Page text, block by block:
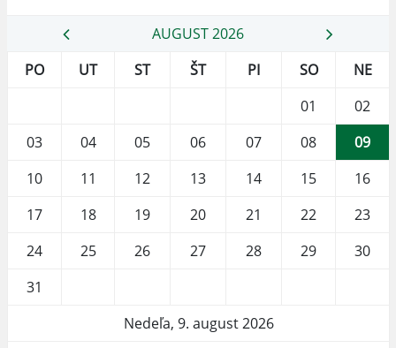
AUGUST 2026
PO
UT ST ŠT PI SO
NE
01
02
03
04 05 06 07 08
09
10
11 12 13 14 15
16
17
18 19 20 21 22
23
24
25 26 27 28 29
30
31
Nedeľa, 9. august 2026